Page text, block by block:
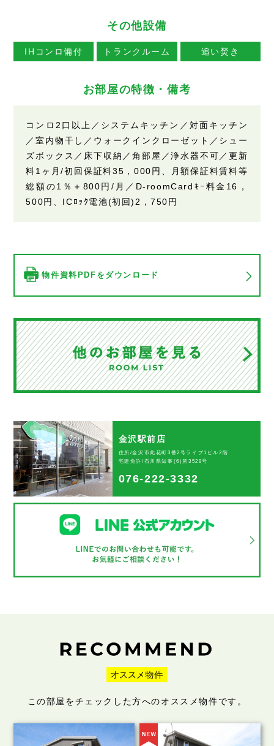
その他設備
IHコンロ備付 トランクルーム 追い焚き
お部屋の特徴・備考
コンロ2口以上／システムキッチン／対面キッチン
／室内物干し／ウォークインクローゼット／シュー
ズボックス／床下収納／角部屋／浄水器不可／更新
料1ヶ月/初回保証料35，000円、月額保証料賃料等
総額の1％＋800円/月／D-roomCardｷｰ料金16，
500円、ICﾛｯｸ電池(初回)2，750円
物件資料PDFをダウンロード
金沢駅前店
住所/金沢市此花町3番2号ライブ1ビル2階
宅建免許/石川県知事(6)第3529号
076-222-3332
この部屋をチェックした方へのオススメ物件です。